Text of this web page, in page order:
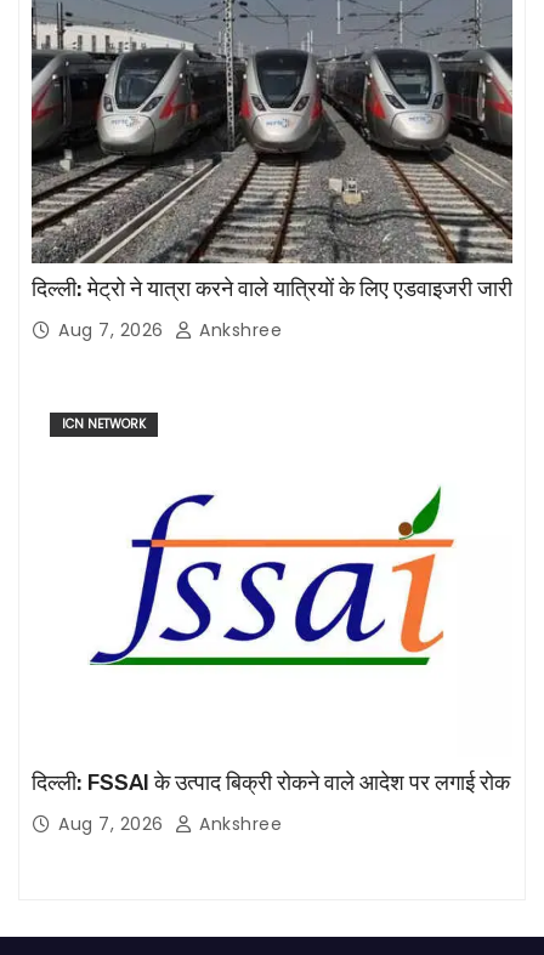
दिल्ली: मेट्रो ने यात्रा करने वाले यात्रियों के लिए एडवाइजरी जारी
Aug 7, 2026 Ankshree
ICN NETWORK
दिल्ली: FSSAI के उत्पाद बिक्री रोकने वाले आदेश पर लगाई रोक
Aug 7, 2026 Ankshree